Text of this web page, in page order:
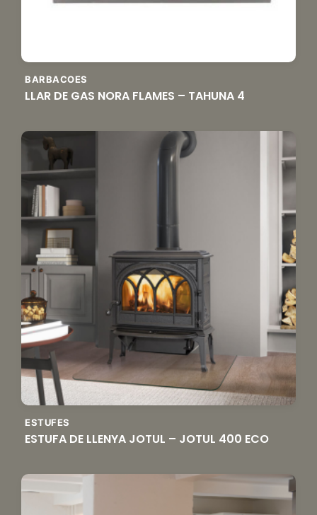
BARBACOES
LLAR DE GAS NORA FLAMES – TAHUNA 4
ESTUFES
ESTUFA DE LLENYA JOTUL – JOTUL 400 ECO